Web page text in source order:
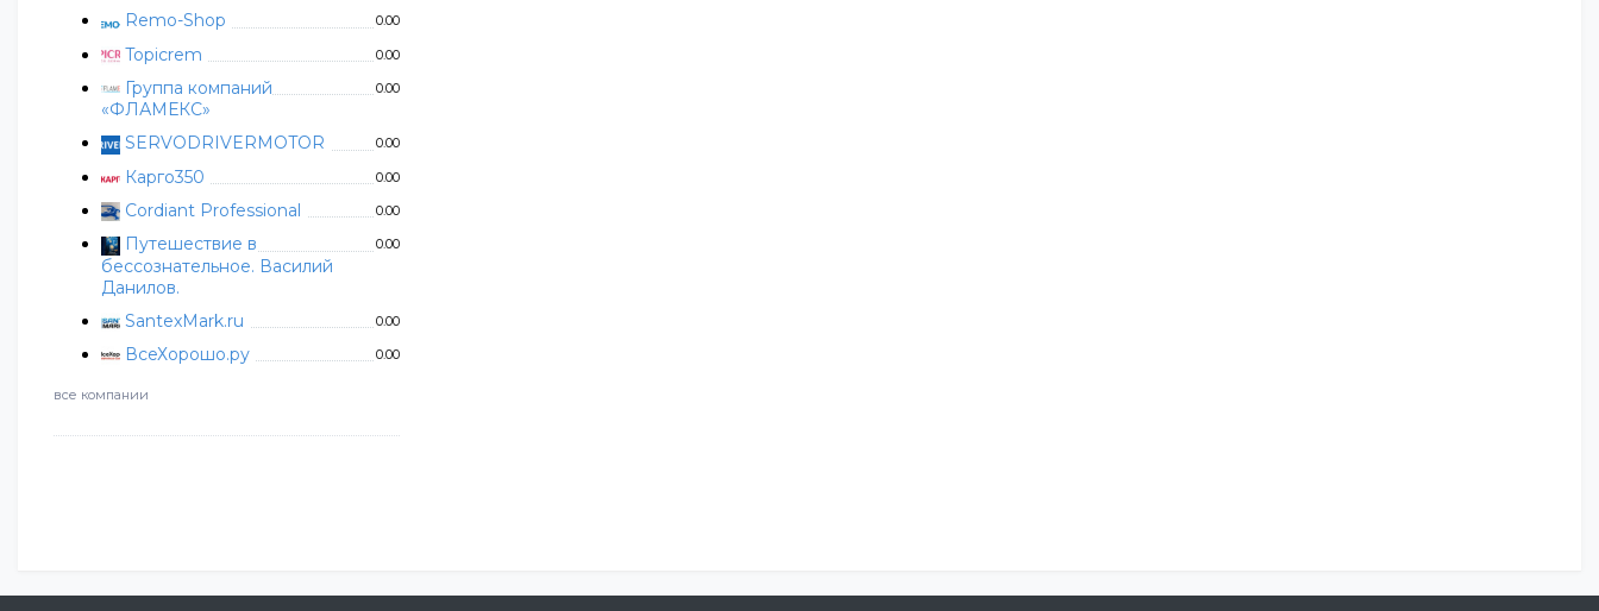
Remo-Shop 0.00
Topicrem 0.00
Группа компаний
«ФЛАМЕКС»
0.00
SERVODRIVERMOTOR 0.00
Карго350 0.00
Cordiant Professional 0.00
Путешествие в
бессознательное. Василий
Данилов.
0.00
SantexMark.ru 0.00
ВсеХорошо.ру 0.00
все компании